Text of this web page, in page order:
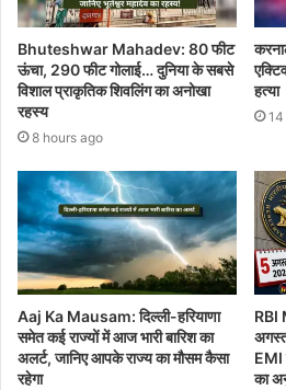
Bhuteshwar Mahadev: 80 फीट
ऊंचा, 290 फीट गोलाई… दुनिया के सबसे
विशाल प्राकृतिक शिवलिंग का अनोखा
रहस्य
8 hours ago
हत्या
Aaj Ka Mausam: दिल्ली-हरियाणा
समेत कई राज्यों में आज भारी बारिश का
अलर्ट, जानिए आपके राज्य का मौसम कैसा
रहेगा
RBI
EMI
का